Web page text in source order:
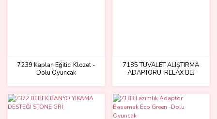
7239 Kaplan Eğitici Klozet -
Dolu Oyuncak
7185 TUVALET ALIŞTIRMA
ADAPTORU-RELAX BEJ